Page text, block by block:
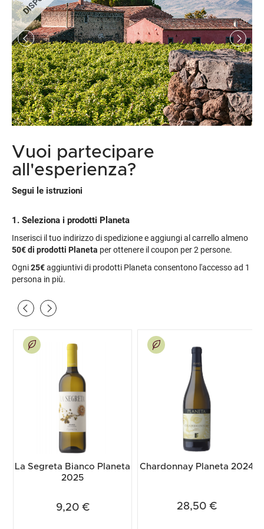
Vuoi partecipare
all'esperienza?
Segui le istruzioni
1. Seleziona i prodotti Planeta
Inserisci il tuo indirizzo di spedizione e aggiungi al carrello almeno
50€di prodotti Planeta per ottenere il coupon per 2 persone.
Ogni25€aggiuntivi di prodotti Planeta consentono l'accesso ad 1
persona in più.
La Segreta Bianco Planeta
2025
9,20 €
Chardonnay Planeta 2024
28,50 €
Vini Biologici